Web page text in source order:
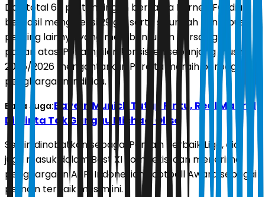
Dari total 67 pertandingan bersama Borneo FC, dia
berhasil mengoleksi 29 gol serta sejumlah kontribusi
penting lainnya yang membantu tim bersaing di
papan atas. Penampilan konsisten sepanjang musim
2025/2026 mengantarkan Peralta meraih berbagai
penghargaan individu.
Baca Juga:Bayern Munich Tutup Pintu, Real Madrid
Diminta Tak Ganggu Michael Olise
Selain dinobatkan sebagai Pemain Terbaik Liga, dia
juga masuk dalam Best XI kompetisi dan menerima
penghargaan APPI Indonesian Football Award sebagai
pemain terbaik musim ini.